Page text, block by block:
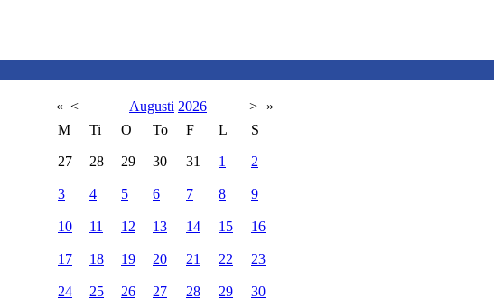
« < Augusti 2026 >
»
M
Ti O To F L S
27 28 29 30 31 1 2
3 4 5 6 7 8 9
10 11 12 13 14 15 16
17 18 19 20 21 22 23
24 25 26 27 28 29 30